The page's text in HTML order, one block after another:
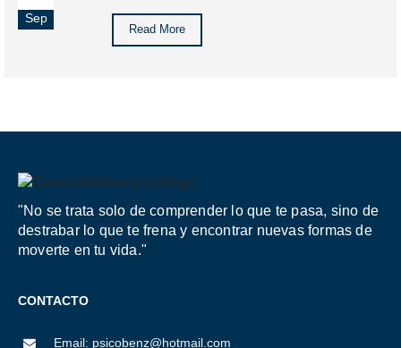
Sep
Read More
"No se trata solo de comprender lo que te pasa, sino de
destrabar lo que te frena y encontrar nuevas formas de
moverte en tu vida."
CONTACTO
Email: psicobenz@hotmail.com